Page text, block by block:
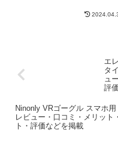
エ
タ
ュ
評
Ninonly VRゴーグル スマホ用
レビュー・口コミ・メリット
ト・評価などを掲載